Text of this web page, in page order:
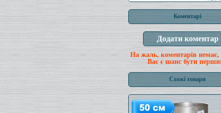
Коментарі
На жаль, коментарів немає,
Вас є шанс бути
Схожі товари